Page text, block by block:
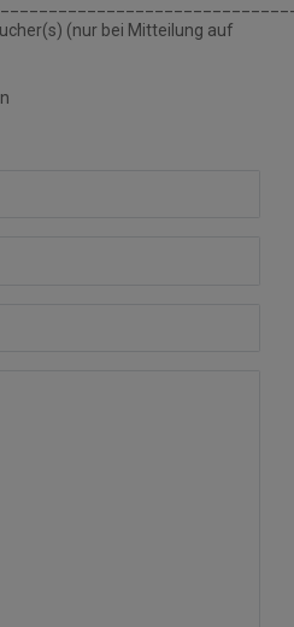
(nur bei Mitteilung auf